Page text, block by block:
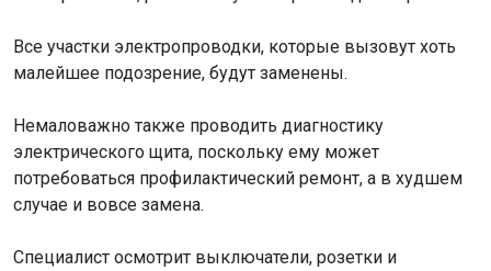
Все участки электропроводки, которые вызовут хоть
малейшее подозрение, будут заменены.
Немаловажно также проводить диагностику
электрического щита, поскольку ему может
потребоваться профилактический ремонт, а в худшем
случае и вовсе замена.
Специалист осмотрит выключатели, розетки и